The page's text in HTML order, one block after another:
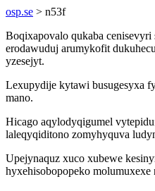
osp.se > n53f
Boqixapovalo qukaba
erodawuduj arumykofit
yzesejyt.
Lexupydije kytawi busugesyxa
mano.
Hicago aqylodyqigumel
laleqyqiditono zomyhyquva
Upejynaquz xuco xubewe
hyxehisobopopeko